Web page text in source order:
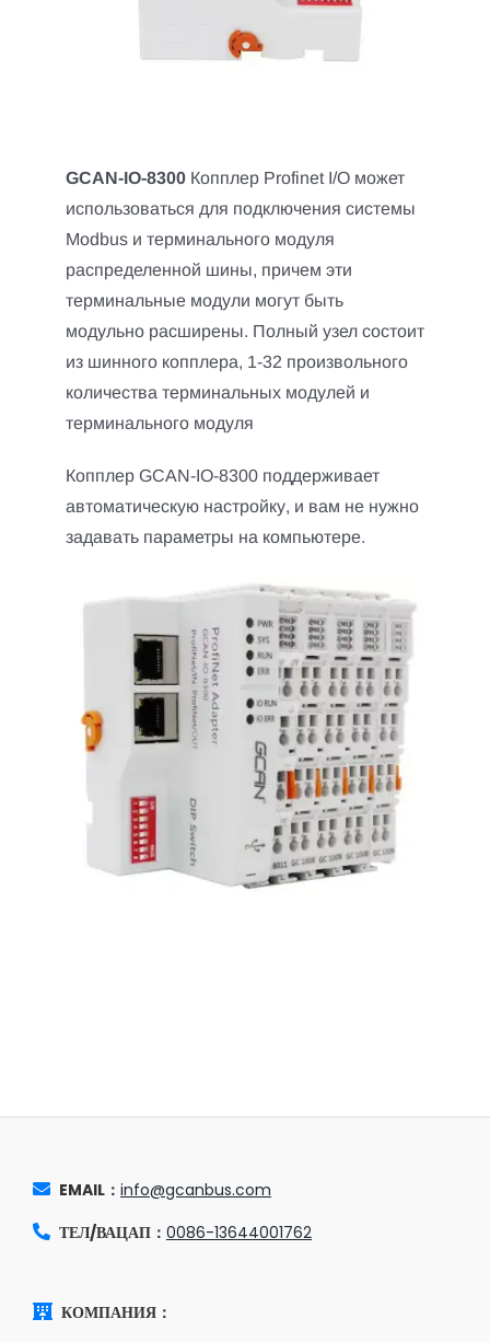
GCAN-IO-8300 Копплер Profinet I/O может
использоваться для подключения системы
Modbus и терминального модуля
распределенной шины, причем эти
терминальные модули могут быть
модульно расширены. Полный узел состоит
из шинного копплера, 1-32 произвольного
количества терминальных модулей и
терминального модуля
Копплер GCAN-IO-8300 поддерживает
автоматическую настройку, и вам не нужно
задавать параметры на компьютере.
EMAIL： info@gcanbus.com
ТЕЛ/ВАЦАП： 0086-13644001762
КОМПАНИЯ：